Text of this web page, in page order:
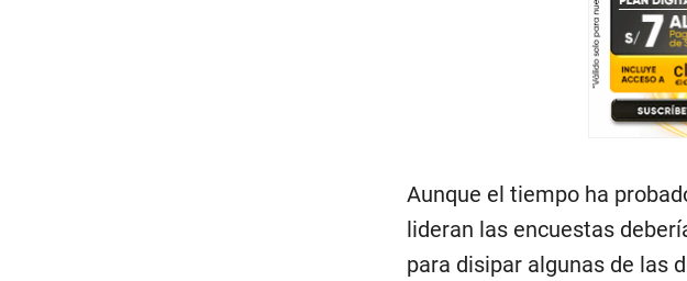
Aunque el tiempo ha
lideran las encuestas
para disipar algunas de las